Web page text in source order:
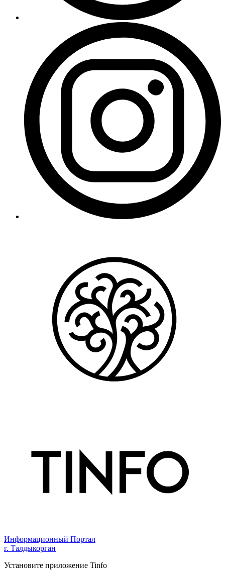
Информационный Портал
г. Талдыкорган
Установите приложение Tinfo